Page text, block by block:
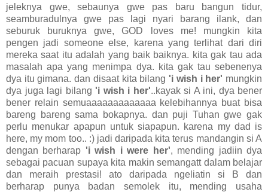
jeleknya gwe, sebaunya gwe pas baru bangun tidur,
seamburadulnya gwe pas lagi nyari barang ilank, dan
seburuk buruknya gwe, GOD loves me! mungkin kita
pengen jadi someone else, karena yang terlihat dari diri
mereka saat itu adalah yang baik baiknya. kita gak tau ada
masalah apa yang menimpa dya. kita gak tau sebenenya
dya itu gimana. dan disaat kita bilang 'i wish i her' mungkin
dya juga lagi bilang 'i wish i her'..kayak si A ini, dya bener
bener relain semuaaaaaaaaaaaaa kelebihannya buat bisa
bareng bareng sama bokapnya. dan puji Tuhan gwe gak
perlu menukar apapun untuk siapapun. karena my dad is
here, my mom too.. :) jadi daripada kita terus mandangin si A
dengan berharap 'i wish i were her', mending jadiin dya
sebagai pacuan supaya kita makin semangatt dalam belajar
dan meraih prestasi! ato daripada ngeliatin si B dan
berharap punya badan semolek itu, mending usaha